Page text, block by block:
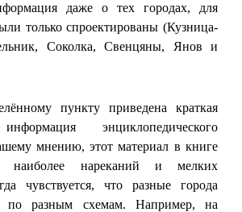
даже о тех городах, для
только спроектированы (Кузница-
Соколка, Свенцяны, Янов и
пункту приведена краткая
энциклопедического
мнению, этот материал в книге
наиболее нареканий и мелких
чувствуется, что разные города
по разным схемам. Например, на